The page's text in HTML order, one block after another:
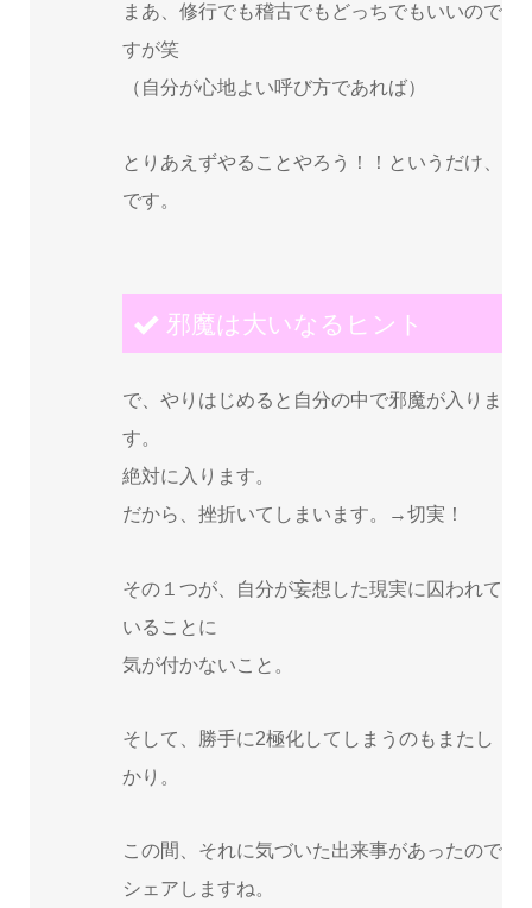
まあ、修行でも稽古でもどっちでもいいので
すが笑
（自分が心地よい呼び方であれば）
とりあえずやることやろう！！というだけ、
です。
邪魔は大いなるヒント
で、やりはじめると自分の中で邪魔が入りま
す。
絶対に入ります。
だから、挫折いてしまいます。→切実！
その１つが、自分が妄想した現実に囚われて
いることに
気が付かないこと。
そして、勝手に2極化してしまうのもまたし
かり。
この間、それに気づいた出来事があったので
シェアしますね。